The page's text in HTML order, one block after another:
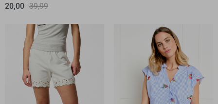
20,00 39,99